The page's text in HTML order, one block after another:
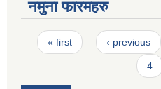
नमुना फारमहरु
Pages
« first ‹ previous
4